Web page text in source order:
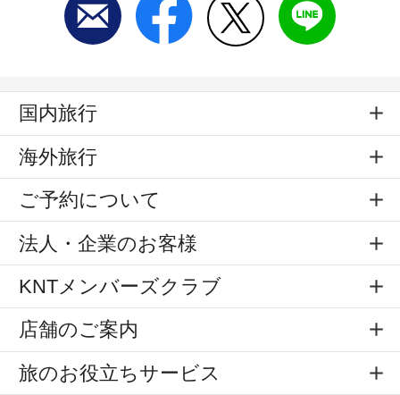
国内旅行
海外旅行
ご予約について
法人・企業のお客様
KNTメンバーズクラブ
店舗のご案内
旅のお役立ちサービス